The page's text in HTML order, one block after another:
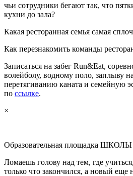
чьи сотрудники бегают так, что
кухни до зала?
Какая ресторанная семья самая
Как перезнакомить команды
Записаться на забег Run&Eat,
волейболу, водному поло, заплыву
перетягиванию каната и семейную
по ссылке.
×
Образовательная площадка ШКОЛЫ
Ломаешь голову над тем, где
только что закончился, а новый еще